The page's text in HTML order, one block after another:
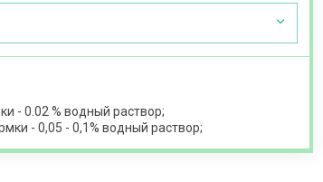
- 0.02 % водный раствор;
- 0,05 - 0,1% водный раствор;